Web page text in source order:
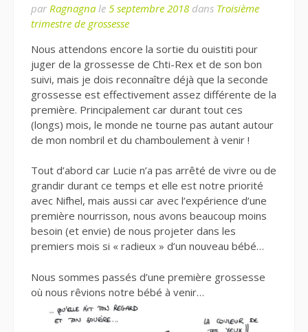
par Ragnagna le 5 septembre 2018 dans Troisième
trimestre de grossesse
Nous attendons encore la sortie du ouistiti pour
juger de la grossesse de Chti-Rex et de son bon
suivi, mais je dois reconnaître déjà que la seconde
grossesse est effectivement assez différente de la
première. Principalement car durant tout ces
(longs) mois, le monde ne tourne pas autant autour
de mon nombril et du chamboulement à venir !
Tout d’abord car Lucie n’a pas arrêté de vivre ou de
grandir durant ce temps et elle est notre priorité
avec Nifhel, mais aussi car avec l’expérience d’une
première nourrisson, nous avons beaucoup moins
besoin (et envie) de nous projeter dans les
premiers mois si « radieux » d’un nouveau bébé…
Nous sommes passés d’une première grossesse
où nous rêvions notre bébé à venir…